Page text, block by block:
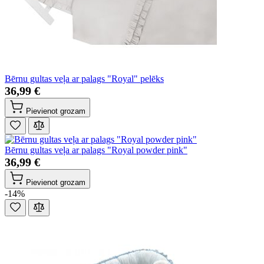
Bērnu gultas veļa ar palags "Royal" pelēks
36,99 €
Pievienot grozam
Bērnu gultas veļa ar palags "Royal powder pink"
36,99 €
Pievienot grozam
-14%